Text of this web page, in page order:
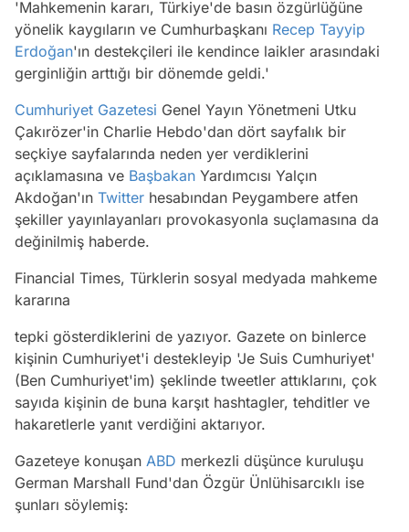
'Mahkemenin kararı, Türkiye'de basın özgürlüğüne
yönelik kaygıların ve Cumhurbaşkanı Recep Tayyip
Erdoğan'ın destekçileri ile kendince laikler arasındaki
gerginliğin arttığı bir dönemde geldi.'
Cumhuriyet Gazetesi Genel Yayın Yönetmeni Utku
Çakırözer'in Charlie Hebdo'dan dört sayfalık bir
seçkiye sayfalarında neden yer verdiklerini
açıklamasına ve Başbakan Yardımcısı Yalçın
Akdoğan'ın Twitter hesabından Peygambere atfen
şekiller yayınlayanları provokasyonla suçlamasına da
değinilmiş haberde.
Financial Times, Türklerin sosyal medyada mahkeme
kararına
tepki gösterdiklerini de yazıyor. Gazete on binlerce
kişinin Cumhuriyet'i destekleyip 'Je Suis Cumhuriyet'
(Ben Cumhuriyet'im) şeklinde tweetler attıklarını, çok
sayıda kişinin de buna karşıt hashtagler, tehditler ve
hakaretlerle yanıt verdiğini aktarıyor.
Gazeteye konuşan ABD merkezli düşünce kuruluşu
German Marshall Fund'dan Özgür Ünlühisarcıklı ise
şunları söylemiş: